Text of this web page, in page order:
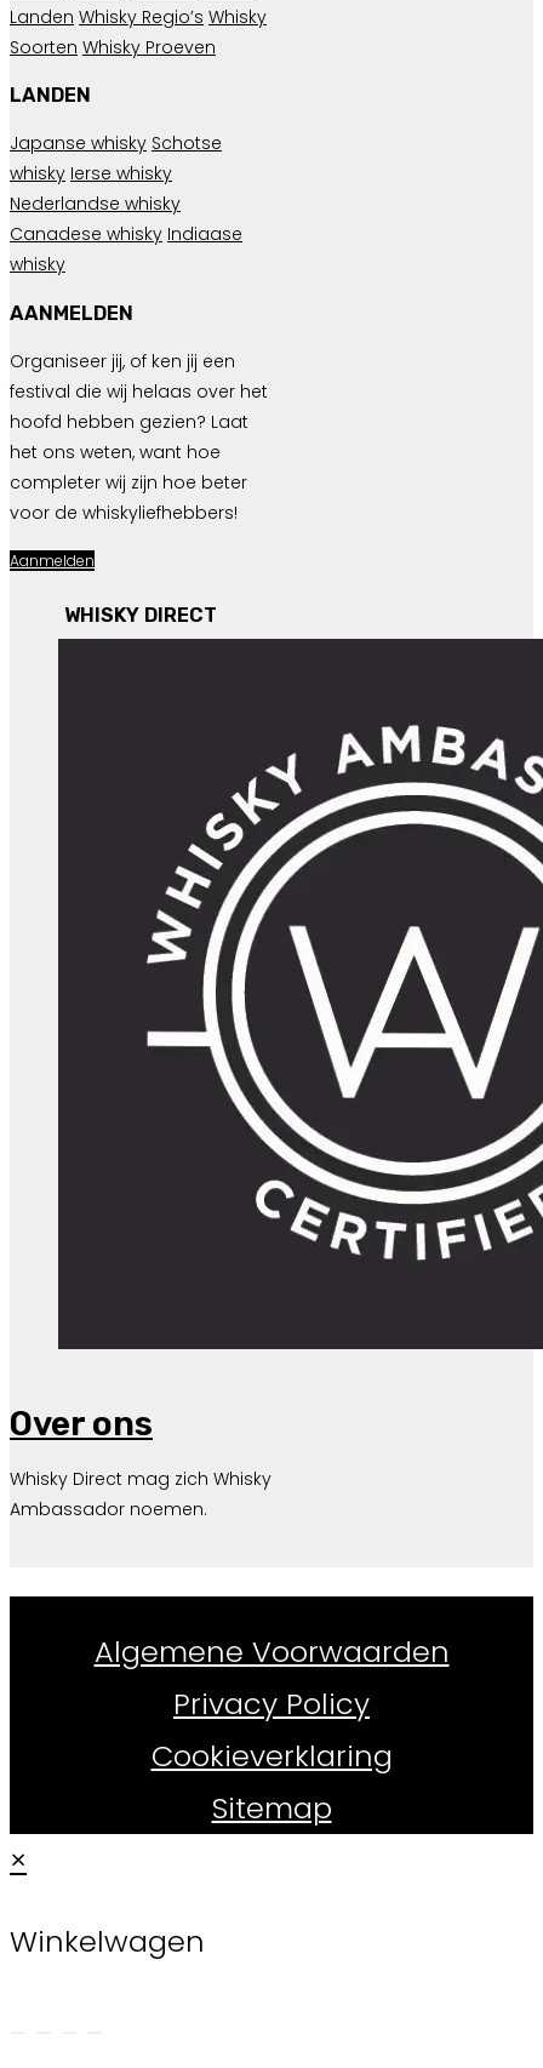
Landen Whisky Regio’s Whisky
Soorten Whisky Proeven
LANDEN
Japanse whisky Schotse
whisky Ierse whisky
Nederlandse whisky
Canadese whisky Indiaase
whisky
AANMELDEN
Organiseer jij, of ken jij een
festival die wij helaas over het
hoofd hebben gezien? Laat
het ons weten, want hoe
completer wij zijn hoe beter
voor de whiskyliefhebbers!
Aanmelden
WHISKY DIRECT
Over ons
Whisky Direct mag zich Whisky
Ambassador noemen.
Algemene Voorwaarden
Privacy Policy
Cookieverklaring
Sitemap
×
Winkelwagen